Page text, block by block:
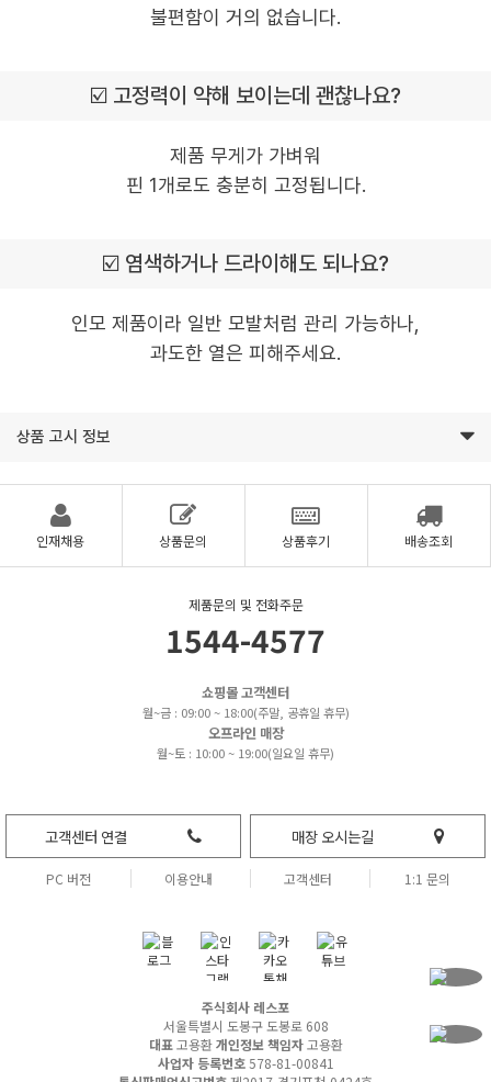
불편함이 거의 없습니다.
☑️ 고정력이 약해 보이는데 괜찮나요?
제품 무게가 가벼워
핀 1개로도 충분히 고정됩니다.
☑️ 염색하거나 드라이해도 되나요?
인모 제품이라 일반 모발처럼 관리 가능하나,
과도한 열은 피해주세요.
상품 고시 정보
인재채용 상품문의 상품후기 배송조회
제품문의 및 전화주문
1544-4577
쇼핑몰 고객센터
월~금 : 09:00 ~ 18:00(주말, 공휴일 휴무)
오프라인 매장
월~토 : 10:00 ~ 19:00(일요일 휴무)
고객센터 연결 매장 오시는길
PC 버전 이용안내 고객센터 1:1 문의
주식회사 레스포
서울특별시 도봉구 도봉로 608
대표고용환개인정보 책임자고용환
사업자 등록번호578-81-00841